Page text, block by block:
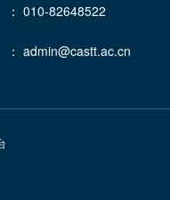
： 010-82648522
： admin@castt.ac.cn